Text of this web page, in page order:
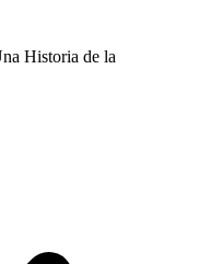
Historia de la